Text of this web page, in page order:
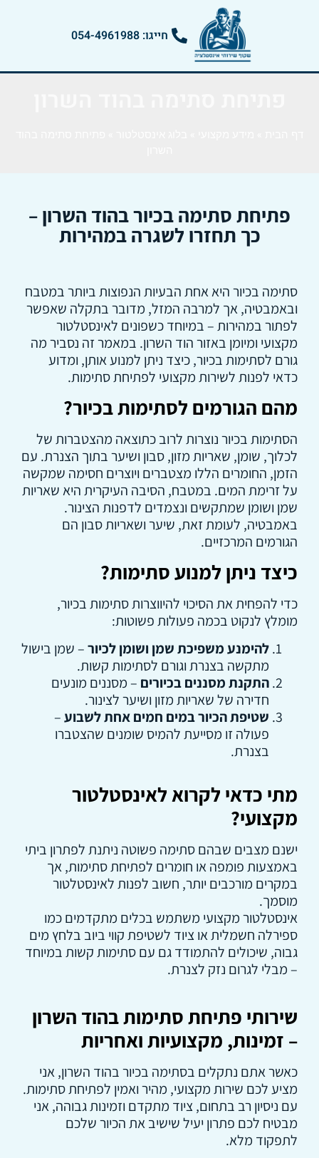
חייגו: 054-4961988
פתיחת סתימה בכיור בהוד השרון –
כך תחזרו לשגרה במהירות
סתימה בכיור היא אחת הבעיות הנפוצות ביותר במטבח
ובאמבטיה, אך למרבה המזל, מדובר בתקלה שאפשר
לפתור במהירות – במיוחד כשפונים לאינסטלטור
מקצועי ומיומן באזור הוד השרון. במאמר זה נסביר מה
גורם לסתימות בכיור, כיצד ניתן למנוע אותן, ומדוע
כדאי לפנות לשירות מקצועי לפתיחת סתימות.
מהם הגורמים לסתימות בכיור?
הסתימות בכיור נוצרות לרוב כתוצאה מהצטברות של
לכלוך, שומן, שאריות מזון, סבון ושיער בתוך הצנרת. עם
הזמן, החומרים הללו מצטברים ויוצרים חסימה שמקשה
על זרימת המים. במטבח, הסיבה העיקרית היא שאריות
שמן ושומן שמתקשים ונצמדים לדפנות הצינור.
באמבטיה, לעומת זאת, שיער ושאריות סבון הם
הגורמים המרכזיים.
כיצד ניתן למנוע סתימות?
כדי להפחית את הסיכוי להיווצרות סתימות בכיור,
מומלץ לנקוט בכמה פעולות פשוטות:
להימנע משפיכת שמן ושומן לכיור– שמן בישול
מתקשה בצנרת וגורם לסתימות קשות.
התקנת מסננים בכיורים – מסננים מונעים
חדירה של שאריות מזון ושיער לצינור.
שטיפת הכיור במים חמים אחת לשבוע–
פעולה זו מסייעת להמיס שומנים שהצטברו
בצנרת.
מתי כדאי לקרוא לאינסטלטור
מקצועי?
ישנם מצבים שבהם סתימה פשוטה ניתנת לפתרון ביתי
באמצעות פומפה או חומרים לפתיחת סתימות, אך
במקרים מורכבים יותר, חשוב לפנות לאינסטלטור
מוסמך.
אינסטלטור מקצועי משתמש בכלים מתקדמים כמו
ספירלה חשמלית או ציוד לשטיפת קווי ביוב בלחץ מים
גבוה, שיכולים להתמודד גם עם סתימות קשות במיוחד
– מבלי לגרום נזק לצנרת.
שירותי פתיחת סתימות בהוד השרון
– זמינות, מקצועיות ואחריות
כאשר אתם נתקלים בסתימה בכיור בהוד השרון, אני
מציע לכם שירות מקצועי, מהיר ואמין לפתיחת סתימות.
עם ניסיון רב בתחום, ציוד מתקדם וזמינות גבוהה, אני
מבטיח לכם פתרון יעיל שישיב את הכיור שלכם
לתפקוד מלא.